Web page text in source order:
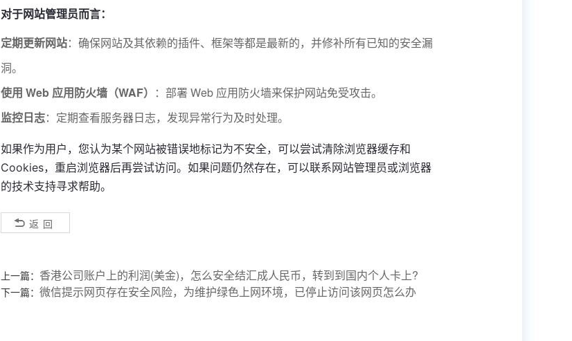
对于网站管理员而言：
定期更新网站：确保网站及其依赖的插件、框架等都是最新的，并修补所有已知的安全漏
洞。
使用 Web 应用防火墙（WAF） ：部署 Web 应用防火墙来保护网站免受攻击。
监控日志：定期查看服务器日志，发现异常行为及时处理。
如果作为用户，您认为某个网站被错误地标记为不安全，可以尝试清除浏览器缓存和
Cookies，重启浏览器后再尝试访问。如果问题仍然存在，可以联系网站管理员或浏览器
的技术支持寻求帮助。
返回
上一篇： 香港公司账户上的利润(美金)，怎么安全结汇成人民币，转到到国内个人卡上?
下一篇： 微信提示网页存在安全风险，为维护绿色上网环境，已停止访问该网页怎么办